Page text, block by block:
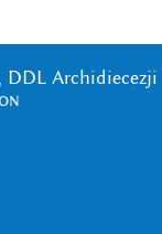
DDL Archidiecezji